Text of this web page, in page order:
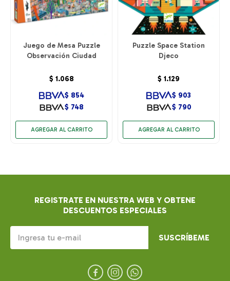
Juego de Mesa Puzzle
Observación Ciudad
$ 1.068
$ 748
$ 854
Puzzle Space Station
Djeco
$ 1.129
$ 790
$ 903
REGISTRATE EN NUESTRA WEB Y OBTENE
DESCUENTOS ESPECIALES
SUSCRÍBEME
  